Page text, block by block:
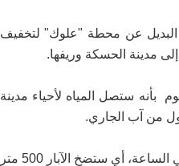
البديل عن محطة "علوك" لتخفيف
بأنه ستصل المياه لأحياء مدينة
وأضافت " في الفترة المقبلة سيتم تشغيل الـ 25 بئراً المتبقية، استطاعة كل بئر 20 متر مكعب من المياه في الساعة، أي ستضخ الآبار 500 متر